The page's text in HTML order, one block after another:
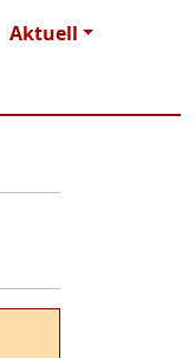
Aktuell